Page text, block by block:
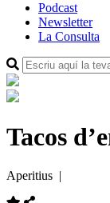
Podcast
Newsletter
La Consulta
Tacos
Aperitius |